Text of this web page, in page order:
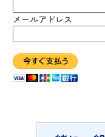
メールアドレス